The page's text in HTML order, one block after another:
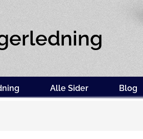
Alle Sider Blog